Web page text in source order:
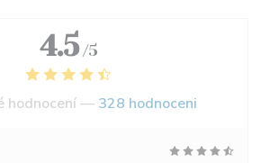
4.5 /5
hodnocení — 328 hodnoceni